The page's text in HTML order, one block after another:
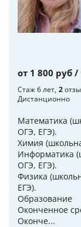
от 1 800 руб /
Стаж 6 лет 2
Дистанционно
Математика
ОГЭ, ЕГЭ).
Химия
Информатика
ОГЭ, ЕГЭ).
Физика
ЕГЭ).
Образование
Оконченное
Оконче...